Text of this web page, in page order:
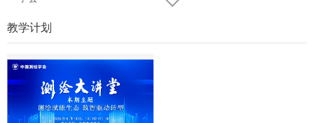
教学计划